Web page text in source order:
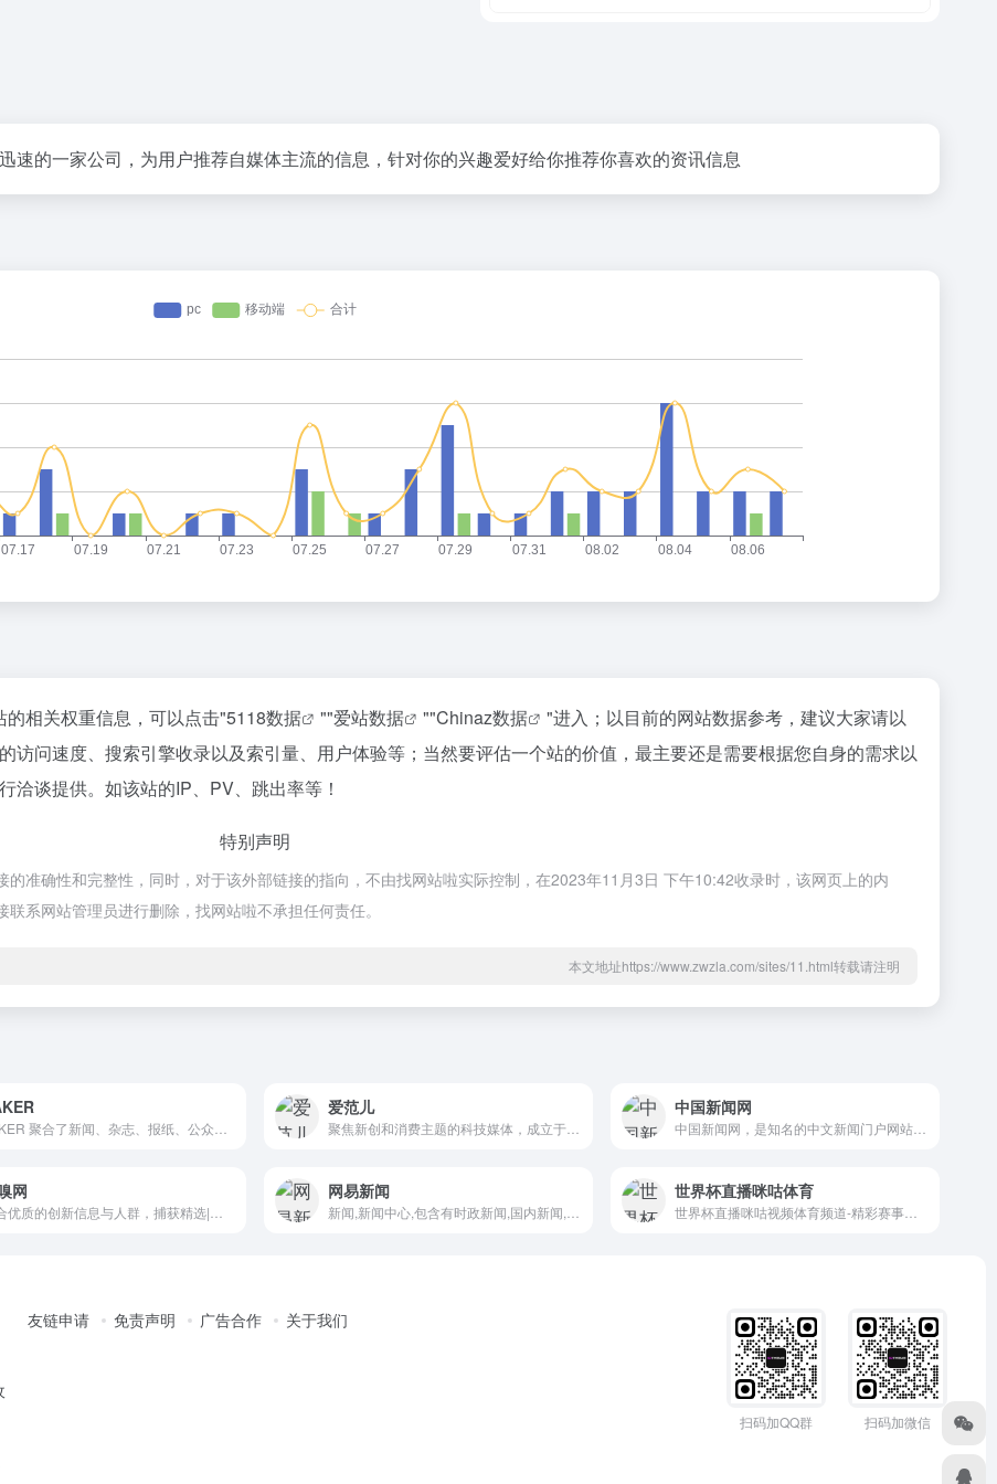
速的一家公司，为用户推荐自媒体主流的信息，针对你的兴趣爱好给你推荐你喜欢的资讯信息
相关权重信息，可以点击"5118数据 ""爱站数据 ""Chinaz数据
"进入；以目前的网站数据参考，建议大家请以
访问速度、搜索引擎收录以及索引量、用户体验等；当然要评估一个站的价值，最主要还是需要根据您自身的需求以
洽谈提供。如该站的IP、PV、跳出率等！
特别声明
准确性和完整性，同时，对于该外部链接的指向，不由找网站啦实际控制，在2023年11月3日 下午10:42收录时，该网页上的内
系网站管理员进行删除，找网站啦不承担任何责任。
本文地址https://www.zwzla.com/sites/11.html转载请注明
爱范儿 中国新闻网
网 网易新闻 世界杯直播咪咕体育
友链申请 免责声明 广告合作 关于我们
扫码加QQ群 扫码加微信